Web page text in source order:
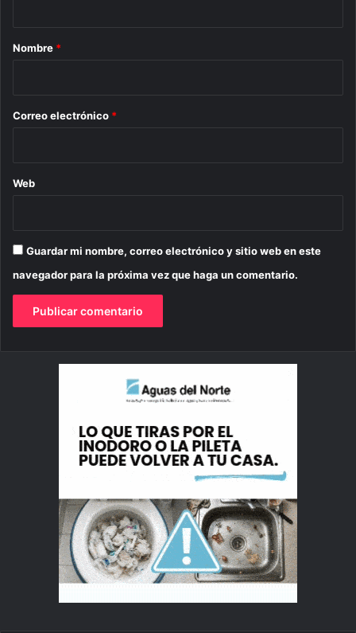
r
*
Nombre *
Correo electrónico *
Web
Guardar mi nombre, correo electrónico y sitio web en este
navegador para la próxima vez que haga un comentario.